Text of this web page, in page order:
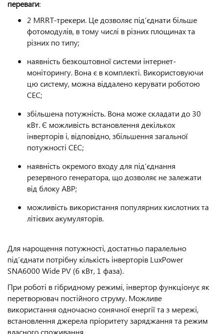
переваги:
2 MRRT-трекери. Це дозволяє під’єднати більше
фотомодулів, в тому числі в різних площинах та
різних по типу;
наявність безкоштовної системи інтернет-
моніторингу. Вона є в комплекті. Використовуючи
цю систему, можна віддалено керувати роботою
СЕС;
збільшена потужність. Вона може складати до 30
кВт. Є можливість встановлення декількох
інверторів і, відповідно, збільшення загальної
потужності СЕС;
наявність окремого входу для під’єднання
резервного генератора, що дозволяє не залежати
від блоку АВР;
можливість використання популярних кислотних та
літієвих акумуляторів.
Для нарощення потужності, достатньо паралельно
під’єднати потрібну кількість інверторів LuxPower
SNA6000 Wide PV (6 кВт, 1 фаза).
При роботі в гібридному режимі, інвертор функціонує як
перетворювач постійного струму. Можливе
використання одночасно сонячної енергії та з мережі,
встановлення джерела пріоритету заряджання та режим
власного споживання.